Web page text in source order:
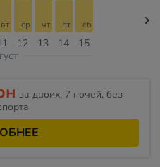
вт
12
ср
13
чт
14
пт
15
сб
за двоих, 7 ночей, без